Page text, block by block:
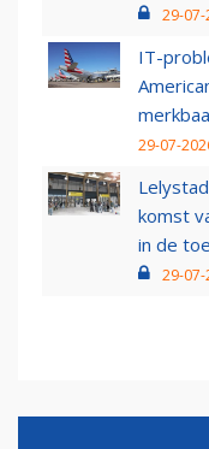
29-07-
IT-
29-07-
komst
in de
29-07-